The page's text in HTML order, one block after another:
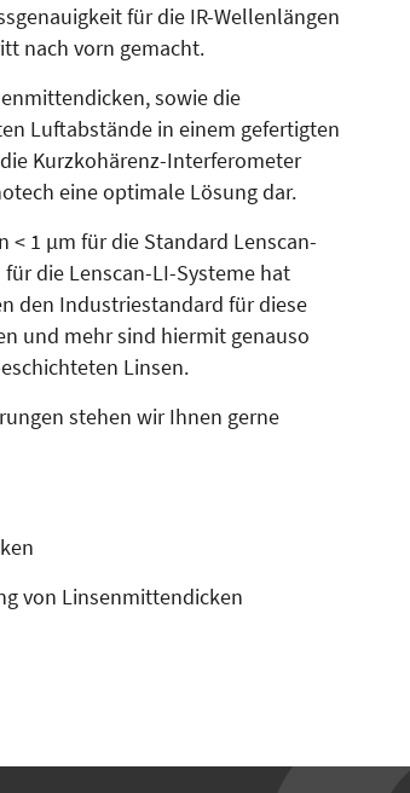
für die IR-Wel­len­längen
nach vorn gemacht.
sowie die
Luftabstände in einem gefertigten
Kurzkohärenz-Interferometer
eine optimale Lösung dar.
< 1 µm für die Standard Lenscan-
für die Lenscan-LI-Systeme hat
den In­dustriestandard für diese
und mehr sind hiermit genauso
Linsen.
stehen wir Ihnen gerne
von Linsenmittendicken